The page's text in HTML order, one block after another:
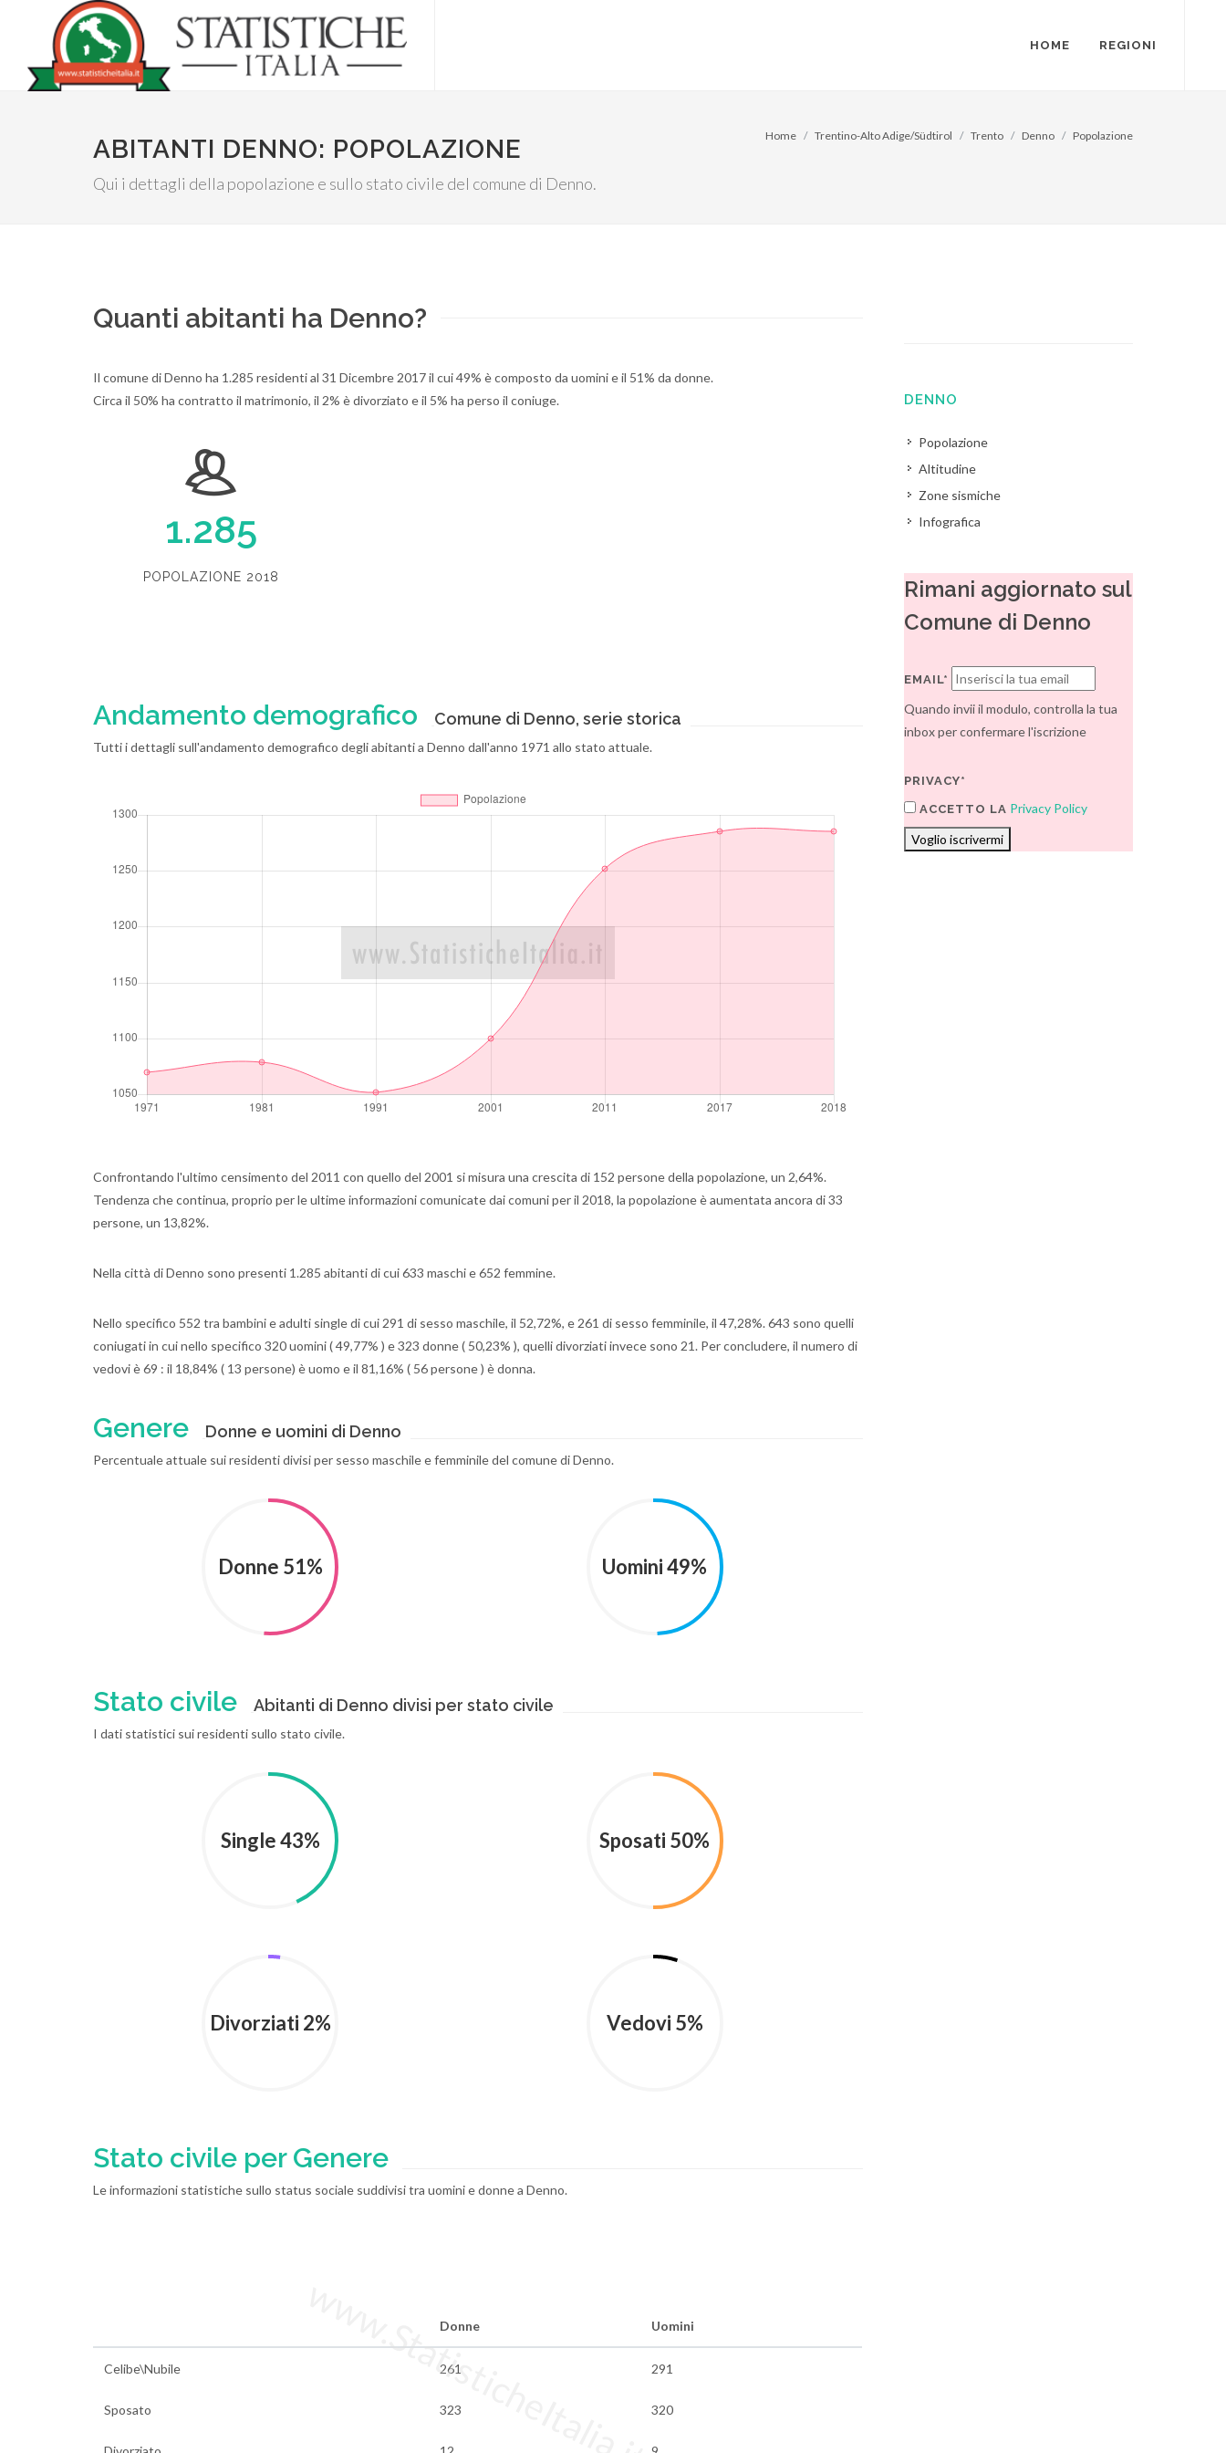
HOME REGIONI
ABITANTI DENNO: POPOLAZIONE
Qui i dettagli della popolazione e sullo stato civile del comune di Denno.
Home Trentino-Alto Adige/Südtirol Trento Denno Popolazione
Quanti abitanti ha Denno?
Il comune di Denno ha 1.285 residenti al 31 Dicembre 2017 il cui 49% è composto da uomini e il 51% da donne.
Circa il 50% ha contratto il matrimonio, il 2% è divorziato e il 5% ha perso il coniuge.
1.285
POPOLAZIONE 2018
Andamento demografico Comune di Denno, serie storica
Tutti i dettagli sull'andamento demografico degli abitanti a Denno dall'anno 1971 allo stato attuale.
Confrontando l'ultimo censimento del 2011 con quello del 2001 si misura una crescita di 152 persone della popolazione, un 2,64%.
Tendenza che continua, proprio per le ultime informazioni comunicate dai comuni per il 2018, la popolazione è aumentata ancora di 33
persone, un 13,82%.
Nella città di Denno sono presenti 1.285 abitanti di cui 633 maschi e 652 femmine.
Nello specifico 552 tra bambini e adulti single di cui 291 di sesso maschile, il 52,72%, e 261 di sesso femminile, il 47,28%. 643 sono quelli
coniugati in cui nello specifico 320 uomini ( 49,77% ) e 323 donne ( 50,23% ), quelli divorziati invece sono 21. Per concludere, il numero di
vedovi è 69 : il 18,84% ( 13 persone) è uomo e il 81,16% ( 56 persone ) è donna.
Genere Donne e uomini di Denno
Percentuale attuale sui residenti divisi per sesso maschile e femminile del comune di Denno.
Donne 51% Uomini 49%
Stato civile Abitanti di Denno divisi per stato civile
I dati statistici sui residenti sullo stato civile.
Single 43% Sposati 50%
Divorziati 2% Vedovi 5%
Stato civile per Genere
Le informazioni statistiche sullo status sociale suddivisi tra uomini e donne a Denno.
Donne Uomini
Celibe\Nubile 261 291
Sposato 323 320
www.StatisticheItalia.it
DENNO
Popolazione
Altitudine
Zone sismiche
Infografica
Rimani aggiornato sul
Comune di Denno
EMAIL*
Quando invii il modulo, controlla la tua
inbox per confermare l'iscrizione
PRIVACY*
ACCETTO LA Privacy Policy
Voglio iscrivermi